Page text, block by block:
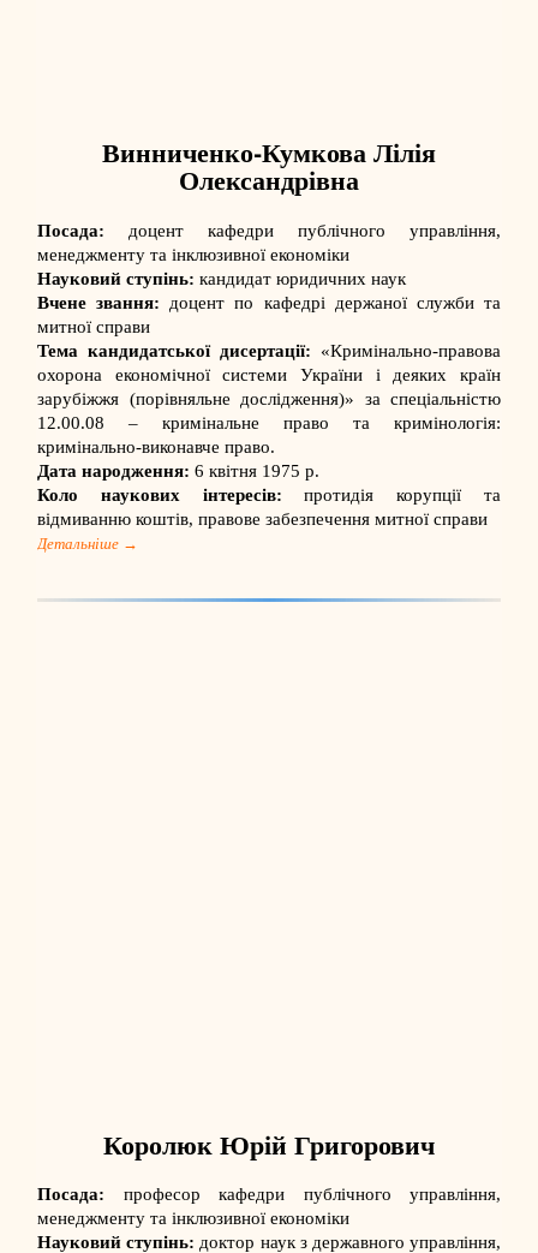
Винниченко-Кумкова Лілія
Олександрівна
Посада: доцент кафедри публічного управління,
менеджменту та інклюзивної економіки
Науковий ступінь: кандидат юридичних наук
Вчене звання: доцент по кафедрі держаної служби та
митної справи
Тема кандидатської дисертації: «Кримінально-правова
охорона економічної системи України і деяких країн
зарубіжжя (порівняльне дослідження)» за спеціальністю
12.00.08 – кримінальне право та кримінологія:
кримінально-виконавче право.
Дата народження: 6 квітня 1975 р.
Коло наукових інтересів: протидія корупції та
відмиванню коштів, правове забезпечення митної справи
Детальніше →
Королюк Юрій Григорович
Посада: професор кафедри публічного управління,
менеджменту та інклюзивної економіки
Науковий ступінь: доктор наук з державного управління,